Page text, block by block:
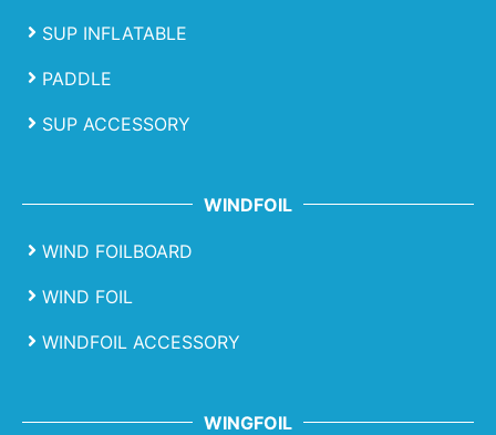
SUP INFLATABLE
PADDLE
SUP ACCESSORY
WINDFOIL
WIND FOILBOARD
WIND FOIL
WINDFOIL ACCESSORY
WINGFOIL